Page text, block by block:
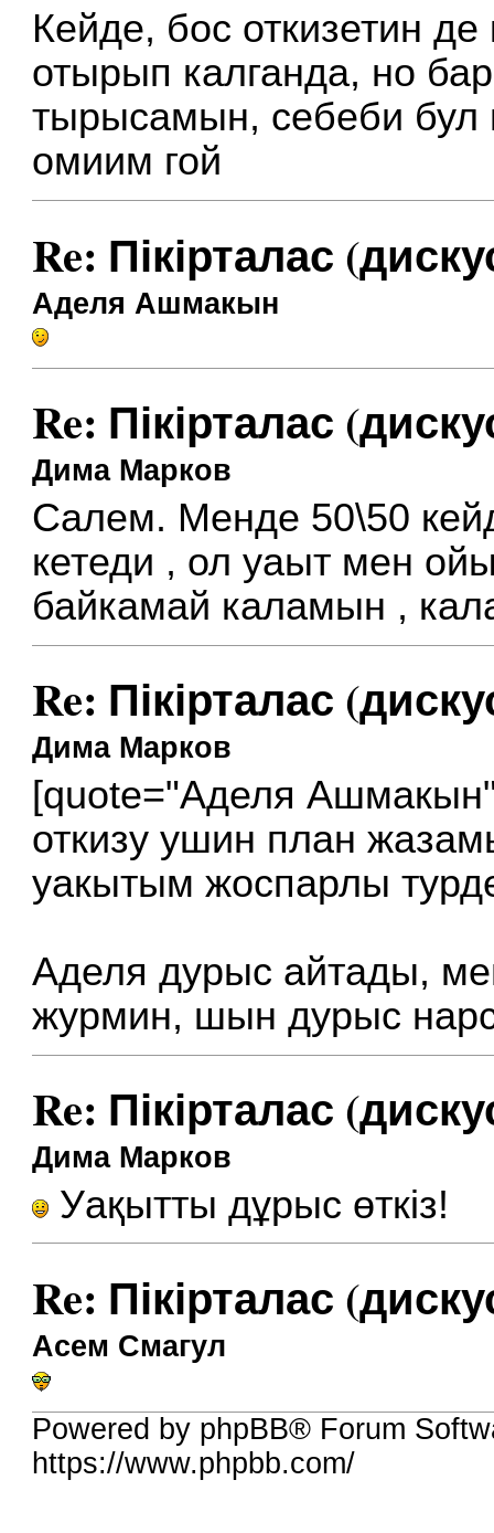
Кейде, бос откизетин
отырып калганда, но
тырысамын, себеби
омиим гой
Re: Пікірталас
Аделя Ашмакын
Re: Пікірталас
Дима Марков
Салем. Менде 50\50
кетеди , ол уаыт мен
байкамай каламын ,
Re: Пікірталас
Дима Марков
[quote="Аделя
откизу ушин план
уакытым жоспарлы
Аделя дурыс айтады,
журмин, шын дурыс
Re: Пікірталас
Дима Марков
Уақытты дұрыс өткіз!
Re: Пікірталас
Асем Смагул
Powered by phpBB® Forum
https://www.phpbb.com/